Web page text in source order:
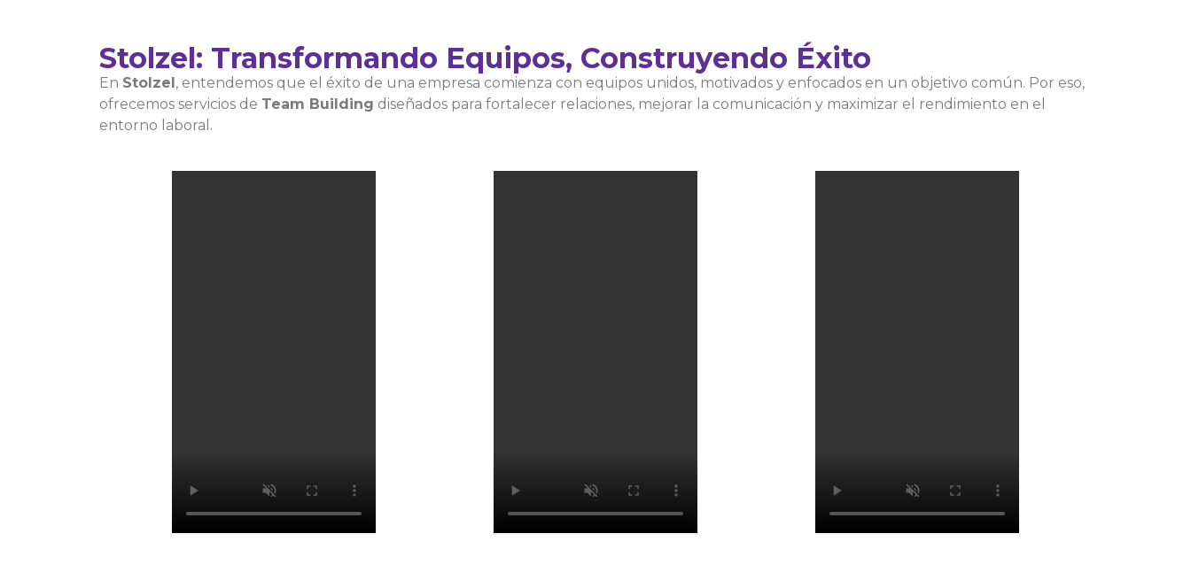
Stolzel: Transformando Equipos, Construyendo Éxito
En Stolzel, entendemos que el éxito de una empresa comienza con equipos unidos, motivados y enfocados en un objetivo común. Por eso,
ofrecemos servicios de Team Building diseñados para fortalecer relaciones, mejorar la comunicación y maximizar el rendimiento en el
entorno laboral.